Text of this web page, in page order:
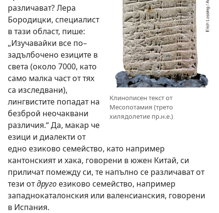
Клинописен текст от
Месопотамия (трето
хилядолетие пр.н.е.)
различават? Лера
Бородицки, специалист
в тази област, пише:
„Изучавайки все по–
задълбочено езиците в
света (около 7000, като
само малка част от тях
са изследвани),
лингвистите попадат на
безброй неочаквани
различия.“ Да, макар че
езици и диалекти от
едно езиково семейство, като например
кантонският и хака, говорени в южен Китай, си
приличат помежду си, те напълно се различават от
тези отдругоезиково семейство, например
западнокаталонския или валенсианския, говорени
в Испания.